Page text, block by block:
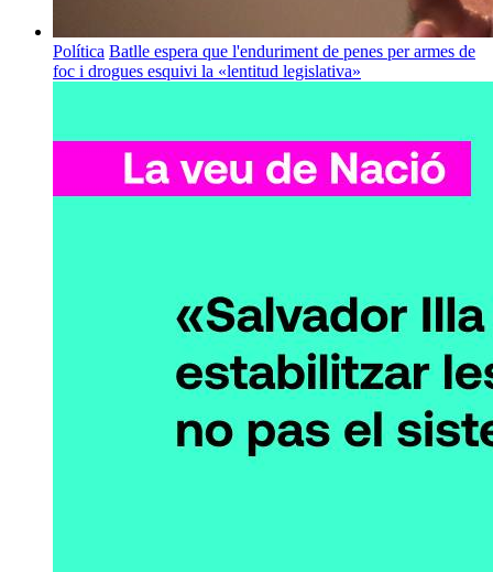
Política Batlle espera que l'enduriment de penes per armes de
foc i drogues esquivi la «lentitud legislativa»